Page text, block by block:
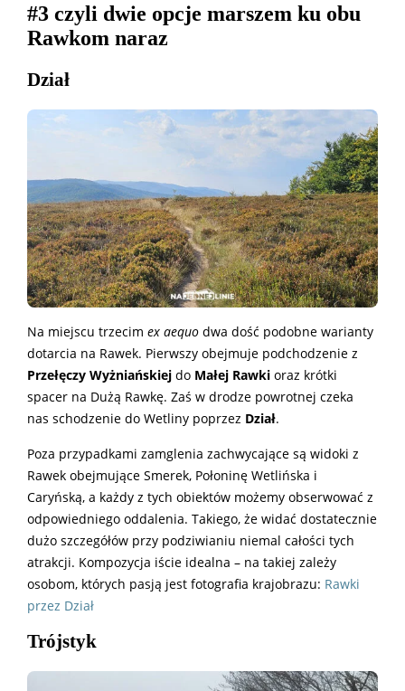
#3 czyli dwie opcje marszem ku obu
Rawkom naraz
Dział
Na miejscu trzecim ex aequo dwa dość podobne warianty
dotarcia na Rawek. Pierwszy obejmuje podchodzenie z
Przełęczy Wyżniańskiej do Małej Rawki oraz krótki
spacer na Dużą Rawkę. Zaś w drodze powrotnej czeka
nas schodzenie do Wetliny poprzez Dział.
Poza przypadkami zamglenia zachwycające są widoki z
Rawek obejmujące Smerek, Połoninę Wetlińska i
Caryńską, a każdy z tych obiektów możemy obserwować z
odpowiedniego oddalenia. Takiego, że widać dostatecznie
dużo szczegółów przy podziwianiu niemal całości tych
atrakcji. Kompozycja iście idealna – na takiej zależy
osobom, których pasją jest fotografia krajobrazu: Rawki
przez Dział
Trójstyk